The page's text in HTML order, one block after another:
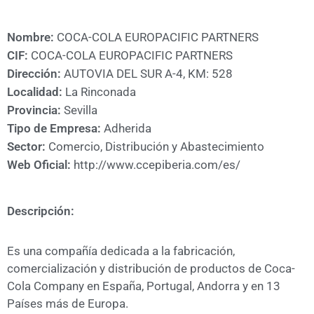
Nombre: COCA-COLA EUROPACIFIC PARTNERS
CIF: COCA-COLA EUROPACIFIC PARTNERS
Dirección: AUTOVIA DEL SUR A-4, KM: 528
Localidad: La Rinconada
Provincia: Sevilla
Tipo de Empresa: Adherida
Sector: Comercio, Distribución y Abastecimiento
Web Oficial: http://www.ccepiberia.com/es/
Descripción:
Es una compañía dedicada a la fabricación,
comercialización y distribución de productos de Coca-
Cola Company en España, Portugal, Andorra y en 13
Países más de Europa.